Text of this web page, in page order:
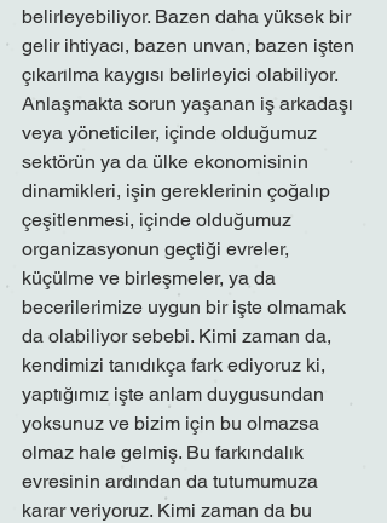
belirleyebiliyor. Bazen daha yüksek bir
gelir ihtiyacı, bazen unvan, bazen işten
çıkarılma kaygısı belirleyici olabiliyor.
Anlaşmakta sorun yaşanan iş arkadaşı
veya yöneticiler, içinde olduğumuz
sektörün ya da ülke ekonomisinin
dinamikleri, işin gereklerinin çoğalıp
çeşitlenmesi, içinde olduğumuz
organizasyonun geçtiği evreler,
küçülme ve birleşmeler, ya da
becerilerimize uygun bir işte olmamak
da olabiliyor sebebi. Kimi zaman da,
kendimizi tanıdıkça fark ediyoruz ki,
yaptığımız işte anlam duygusundan
yoksunuz ve bizim için bu olmazsa
olmaz hale gelmiş. Bu farkındalık
evresinin ardından da tutumumuza
karar veriyoruz. Kimi zaman da bu